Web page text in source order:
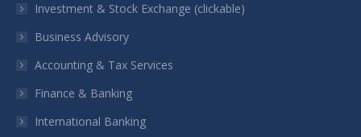
new
window
new
window
new
window
new
window
Investment & Stock Exchange (clickable)
Business Advisory
Accounting & Tax Services
Finance & Banking
International Banking